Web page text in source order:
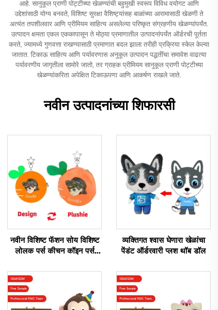
आहे. सानुकूल प्राणी पोट्टीच्या खेळण्यांची बहुमुखी स्वरूप विविध वयोगट आणि
उद्देशांसाठी योग्य बनवते, विशिष्ट सुरक्षा वैशिष्ट्यांसह बाळांच्या आरामासाठी खेळणी ते
अत्यंत तपशीलवार आणि प्रीमियम साहित्य असलेल्या परिष्कृत संग्रहणीय खेळण्यांपर्यंत.
उत्पादन क्षमता एकल एककापासून ते मोठ्या प्रमाणातील उत्पादनांपर्यंत ऑर्डरची पूर्तता
करते, ज्यामध्ये गुणवत्ता राखण्यासाठी प्रमाणात बदल झाला तरीही प्रक्रिया स्केल केल्या
जातात. टिकाऊ साहित्य आणि पर्यावरणास अनुकूल उत्पादन पद्धतींचा समावेश वाढत्या
पर्यावरणीय जागृतीला सामोरे जातो, तर ग्राहक प्रीमियम सानुकूल प्राणी पोट्टीच्या
खेळण्यांकरिता अपेक्षित टिकाऊपणा आणि आकर्षण राखले जाते.
नवीन उत्पादनांच्या शिफारसी
नवीन विशिष्ट फॅशन सोय विशिष्ट
लोलक पर्स कीचन कॉइन पर्स
व्यक्तिगत श्वास घेणारा खेळांचा
पेंडंट ऑर्डरवारी प्लश थॉब डॉल